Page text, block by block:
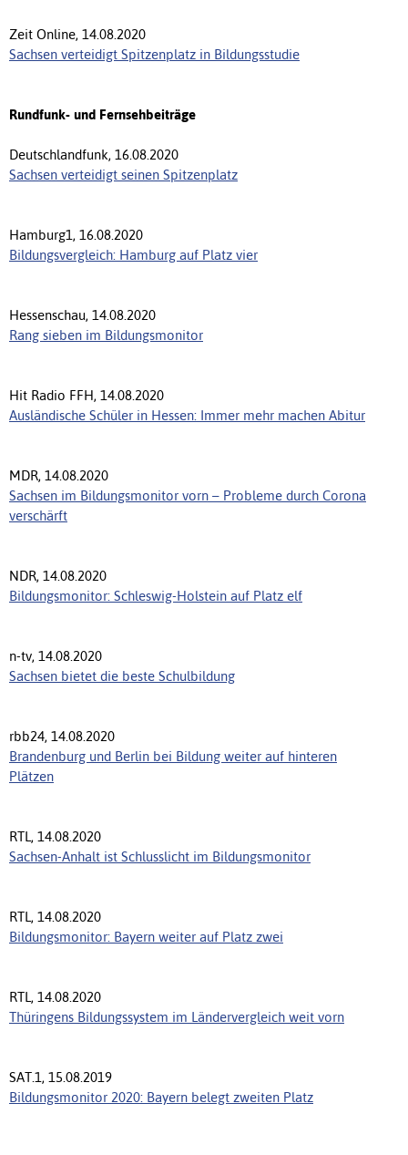
Zeit Online, 14.08.2020
Sachsen verteidigt Spitzenplatz in Bildungsstudie
Rundfunk- und Fernsehbeiträge
Deutschlandfunk, 16.08.2020
Sachsen verteidigt seinen Spitzenplatz
Hamburg1, 16.08.2020
Bildungsvergleich: Hamburg auf Platz vier
Hessenschau, 14.08.2020
Rang sieben im Bildungsmonitor
Hit Radio FFH, 14.08.2020
Ausländische Schüler in Hessen: Immer mehr machen Abitur
MDR, 14.08.2020
Sachsen im Bildungsmonitor vorn – Probleme durch Corona
verschärft
NDR, 14.08.2020
Bildungsmonitor: Schleswig-Holstein auf Platz elf
n-tv, 14.08.2020
Sachsen bietet die beste Schulbildung
rbb24, 14.08.2020
Brandenburg und Berlin bei Bildung weiter auf hinteren
Plätzen
RTL, 14.08.2020
Sachsen-Anhalt ist Schlusslicht im Bildungsmonitor
RTL, 14.08.2020
Bildungsmonitor: Bayern weiter auf Platz zwei
RTL, 14.08.2020
Thüringens Bildungssystem im Ländervergleich weit vorn
SAT.1, 15.08.2019
Bildungsmonitor 2020: Bayern belegt zweiten Platz